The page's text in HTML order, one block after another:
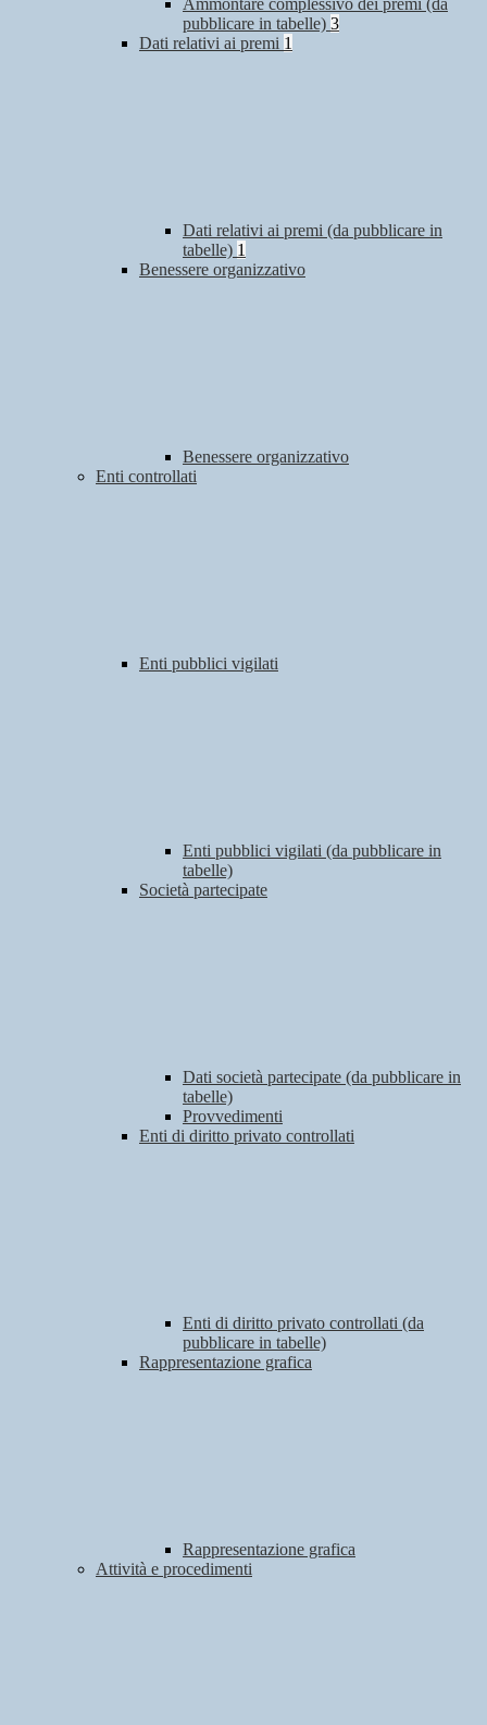
Ammontare complessivo dei premi (da
pubblicare in tabelle) 3
Dati relativi ai premi 1
Dati relativi ai premi (da pubblicare in
tabelle) 1
Benessere organizzativo
Benessere organizzativo
Enti controllati
Enti pubblici vigilati
Enti pubblici vigilati (da pubblicare in
tabelle)
Società partecipate
Dati società partecipate (da pubblicare in
tabelle)
Provvedimenti
Enti di diritto privato controllati
Enti di diritto privato controllati (da
pubblicare in tabelle)
Rappresentazione grafica
Rappresentazione grafica
Attività e procedimenti